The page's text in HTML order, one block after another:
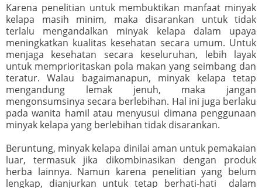
Karena penelitian untuk membuktikan manfaat minyak
kelapa masih minim, maka disarankan untuk tidak
terlalu mengandalkan minyak kelapa dalam upaya
meningkatkan kualitas kesehatan secara umum. Untuk
menjaga kesehatan secara keseluruhan, lebih layak
untuk memprioritaskan pola makan yang seimbang dan
teratur. Walau bagaimanapun, minyak kelapa tetap
mengandung lemak jenuh, maka jangan
mengonsumsinya secara berlebihan. Hal ini juga berlaku
pada wanita hamil atau menyusui dimana penggunaan
minyak kelapa yang berlebihan tidak disarankan.
Beruntung, minyak kelapa dinilai aman untuk pemakaian
luar, termasuk jika dikombinasikan dengan produk
herba lainnya. Namun karena penelitian yang belum
lengkap, dianjurkan untuk tetap berhati-hati dalam